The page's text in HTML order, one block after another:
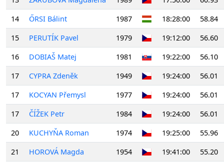
14
ŐRSI Bálint 1987 18:28:00
58.84
15
PERUTÍK Pavel 1979 19:12:00
56.60
16
DOBIAŠ Matej 1981 19:22:00
56.10
17
CYPRA Zdeněk 1949 19:24:00
56.01
17
KOCYAN Přemysl 1977 19:24:00
56.01
17
ČÍŽEK Petr 1984 19:24:00
56.01
20
KUCHYŇA Roman 1974 19:25:00
55.96
21
HOROVÁ Magda 1954 19:41:00
55.20